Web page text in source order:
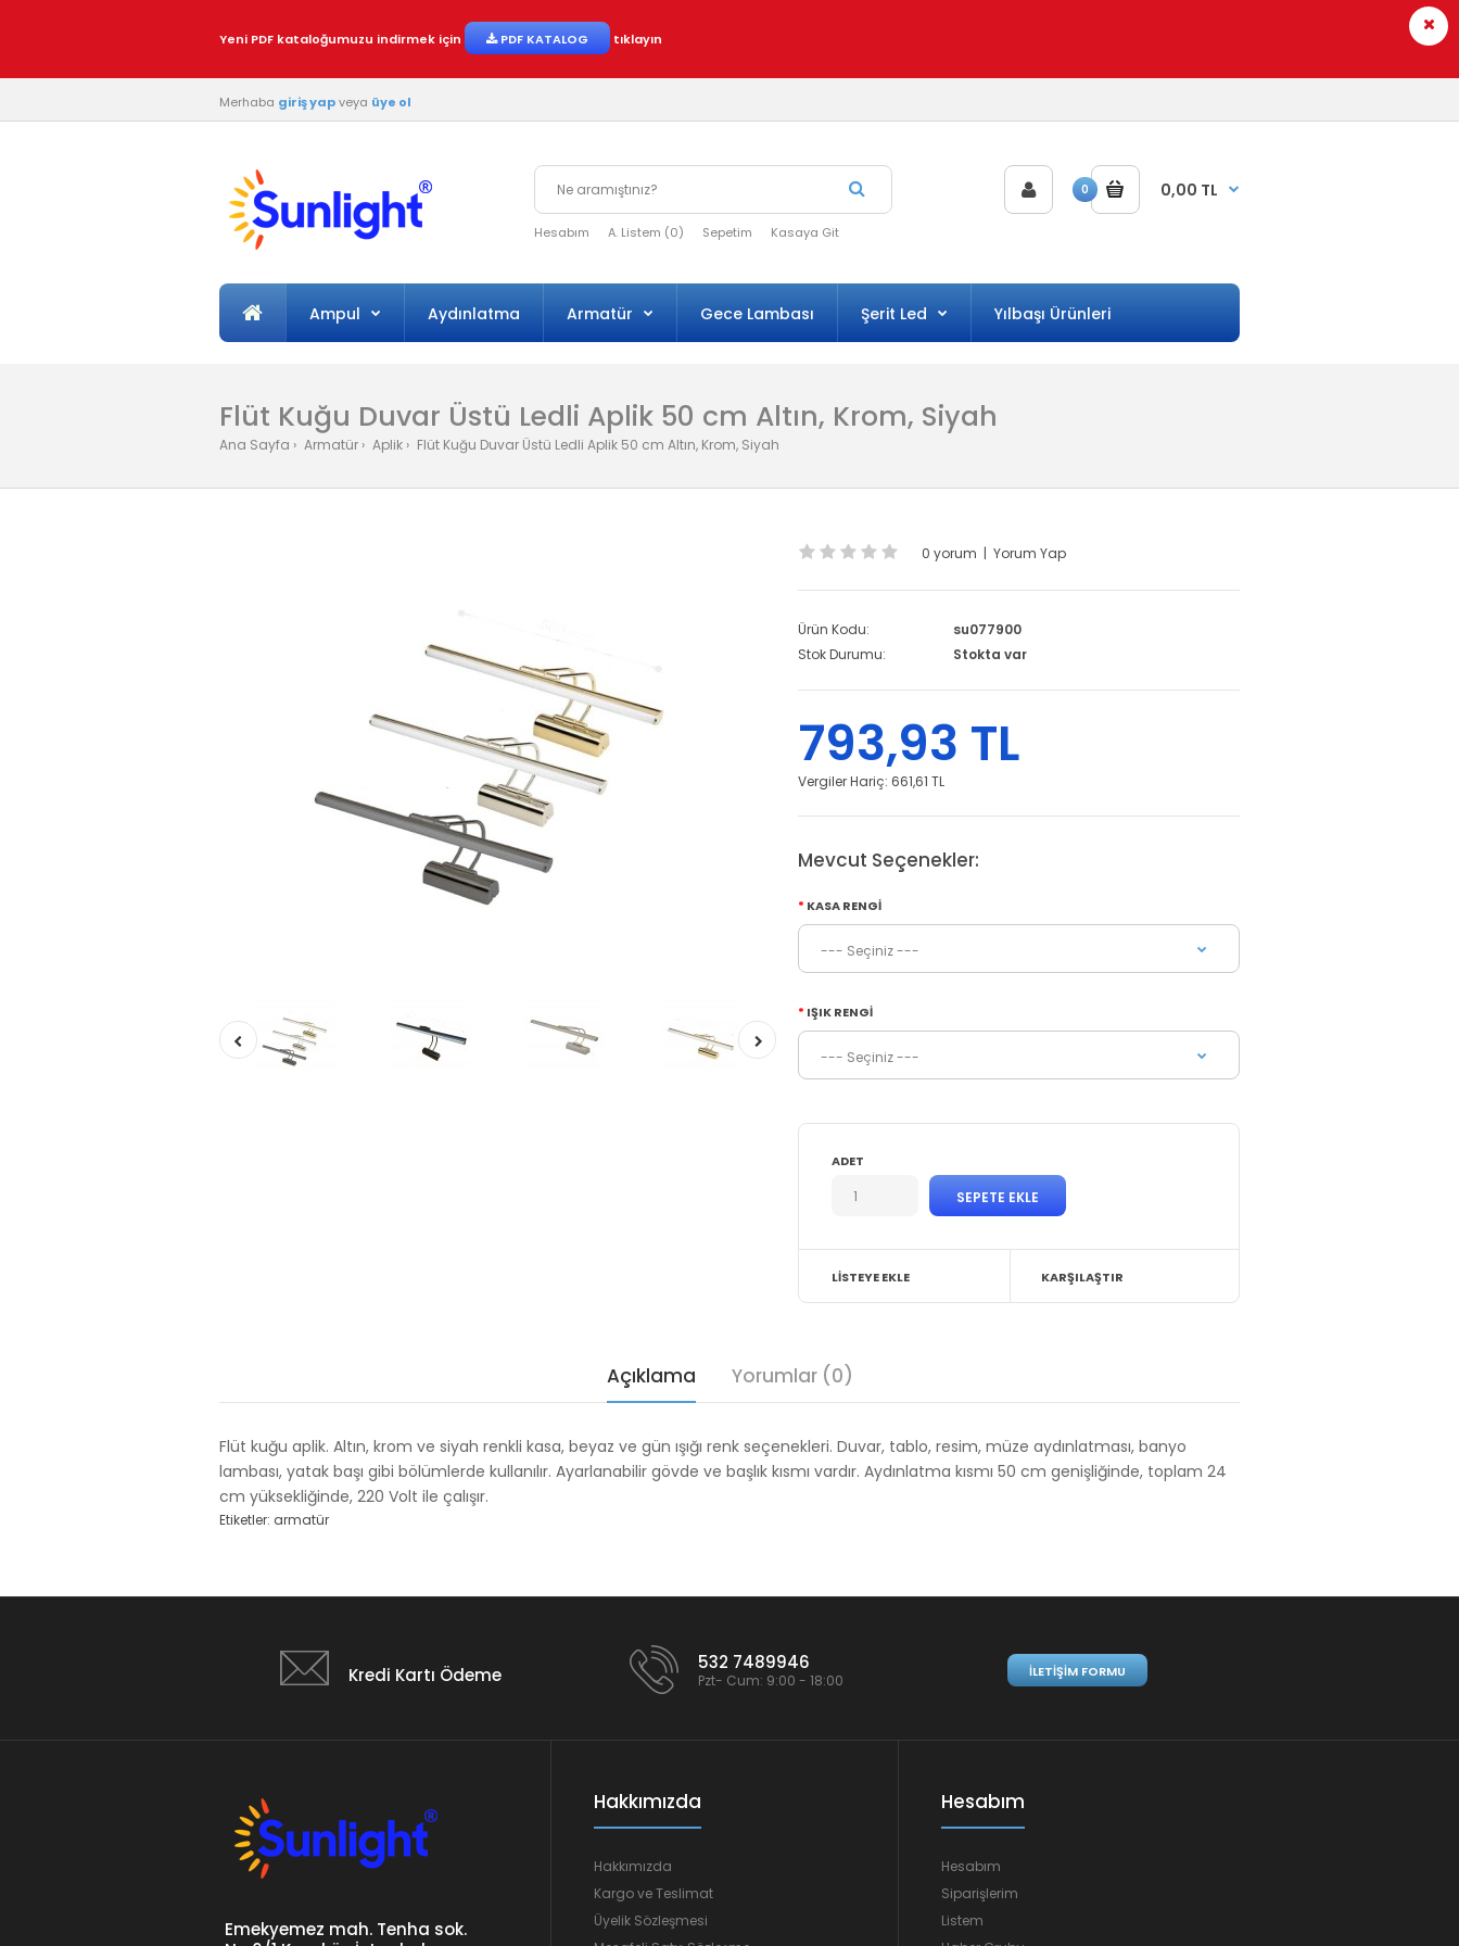
Yeni PDF kataloğumuzu indirmek için PDF KATALOG tıklayın
Merhaba giriş yapveya üye ol
Hesabım A. Listem (0) Sepetim Kasaya Git
0 0,00 TL
Ampul Aydınlatma Armatür Gece Lambası Şerit Led Yılbaşı Ürünleri
Flüt Kuğu Duvar Üstü Ledli Aplik 50 cm Altın, Krom, Siyah
Ana Sayfa Armatür Aplik Flüt Kuğu Duvar Üstü Ledli Aplik 50 cm Altın, Krom, Siyah
0 yorum |Yorum Yap
Ürün Kodu:
su077900
Stok Durumu:
Stokta var
793,93 TL
Vergiler Hariç:661,61 TL
Mevcut Seçenekler:
KASA RENGI
IŞIK RENGI
ADET
LISTEYE EKLE KARŞILAŞTIR
Açıklama Yorumlar (0)
Flüt kuğu aplik. Altın, krom ve siyah renkli kasa, beyaz ve gün ışığı renk seçenekleri. Duvar, tablo, resim, müze aydınlatması, banyo
lambası, yatak başı gibi bölümlerde kullanılır. Ayarlanabilir gövde ve başlık kısmı vardır. Aydınlatma kısmı 50 cm genişliğinde, toplam 24
cm yüksekliğinde, 220 Volt ile çalışır.
Etiketler: armatür
Kredi Kartı Ödeme
532 7489946
Pzt- Cum: 9:00 - 18:00 İLETIŞIM FORMU
Emekyemez mah. Tenha sok.
Hakkımızda
Hakkımızda
Kargo ve Teslimat
Üyelik Sözleşmesi
Hesabım
Hesabım
Siparişlerim
Listem